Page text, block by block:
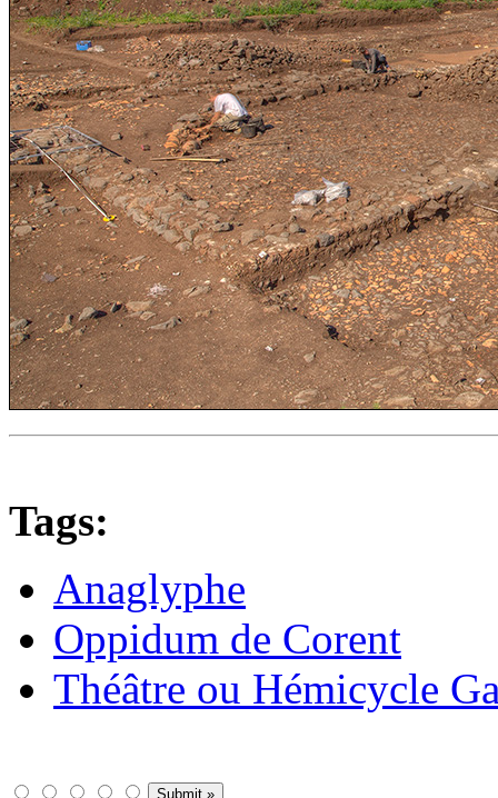
Tags:
Anaglyphe
Oppidum de Corent
Théâtre ou Hémicycle